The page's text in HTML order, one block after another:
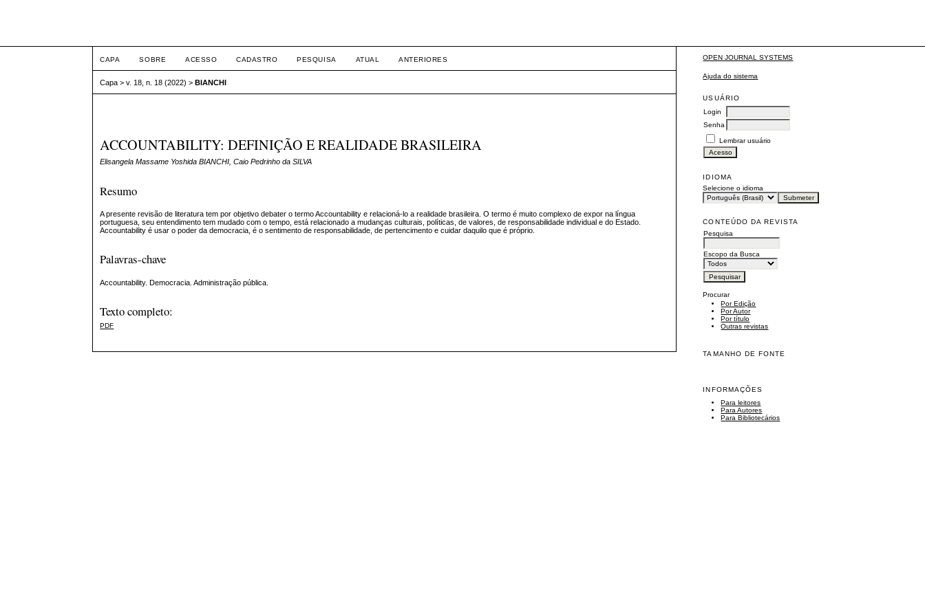
OPEN JOURNAL SYSTEMS
Ajuda do sistema
USUÁRIO
Login
Senha
Lembrar usuário
IDIOMA
Selecione o idioma
CONTEÚDO DA REVISTA
Pesquisa
Escopo da Busca
Procurar
Por Edição
Por Autor
Por título
Outras revistas
TAMANHO DE FONTE
INFORMAÇÕES
Para leitores
Para Autores
Para Bibliotecários
CAPA SOBRE ACESSO CADASTRO PESQUISA ATUAL ANTERIORES
Capa >v. 18, n. 18 (2022) >BIANCHI
ACCOUNTABILITY: DEFINIÇÃO E REALIDADE BRASILEIRA
Elisangela Massame Yoshida BIANCHI, Caio Pedrinho da SILVA
Resumo
A presente revisão de literatura tem por objetivo debater o termo Accountability e relacioná-lo a realidade brasileira. O termo é muito complexo de expor na língua
portuguesa, seu entendimento tem mudado com o tempo, está relacionado a mudanças culturais, políticas, de valores, de responsabilidade individual e do Estado.
Accountability é usar o poder da democracia, é o sentimento de responsabilidade, de pertencimento e cuidar daquilo que é próprio.
Palavras-chave
Accountability. Democracia. Administração pública.
Texto completo:
PDF